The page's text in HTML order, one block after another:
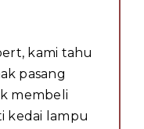
kami tahu
pasang
membeli
kedai lampu